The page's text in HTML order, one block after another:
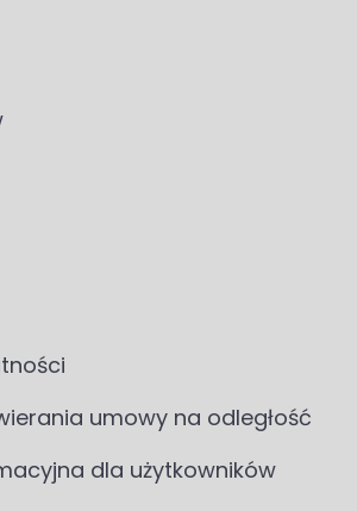
umowy na odległość
dla użytkowników